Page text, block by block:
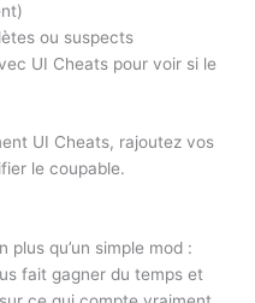
ou suspects
UI Cheats pour voir si le
UI Cheats, rajoutez vos
le coupable.
plus qu’un simple mod :
fait gagner du temps et